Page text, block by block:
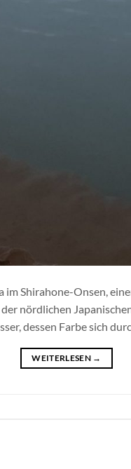
im Shirahone-Onsen,
nördlichen
dessen Farbe sich
WEITERLESEN →